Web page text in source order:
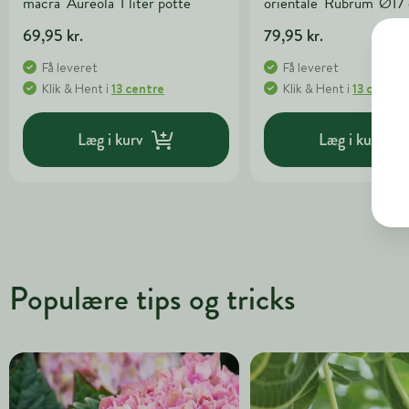
69,95 kr.
Få leveret
Klik & Hent i 13 centre
Læg i kurv
79,95 kr.
Få leveret
Klik & Hent i13 centre
Læg i kurv
Populære tips og tricks